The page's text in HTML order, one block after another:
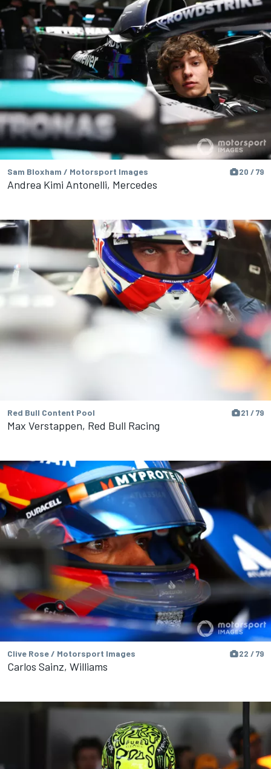
Sam Bloxham / Motorsport Images 20 / 79
Andrea Kimi Antonelli, Mercedes
Red Bull Content Pool 21 / 79
Max Verstappen, Red Bull Racing
Clive Rose / Motorsport Images 22 / 79
Carlos Sainz, Williams